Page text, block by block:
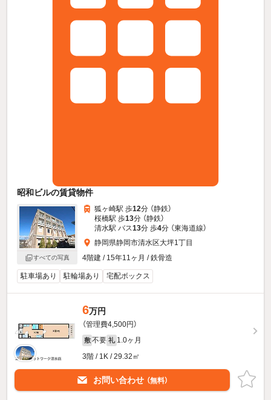
昭和ビルの賃貸物件
すべての写真
狐ヶ崎駅 歩12分 （静鉄）
桜橋駅 歩13分 （静鉄）
清水駅 バス13分 歩4分 （東海道線）
静岡県静岡市清水区大坪1丁目
4階建 / 15年11ヶ月 / 鉄骨造
駐車場あり 駐輪場あり 宅配ボックス
6万円
（管理費4,500円）
敷 不要 礼 1.0ヶ月
3階 / 1K / 29.32㎡
お問い合わせ （無料）